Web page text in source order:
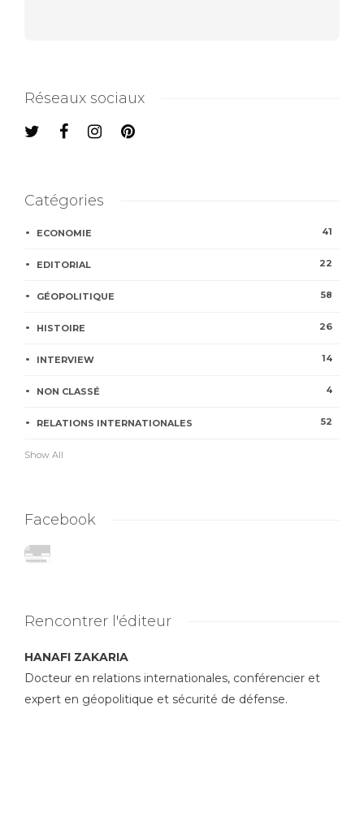
Réseaux sociaux
Catégories
ECONOMIE 41
EDITORIAL 22
GÉOPOLITIQUE 58
HISTOIRE 26
INTERVIEW 14
NON CLASSÉ 4
RELATIONS INTERNATIONALES 52
Show All
Facebook
Rencontrer l'éditeur
HANAFI ZAKARIA
Docteur en relations internationales, conférencier et
expert en géopolitique et sécurité de défense.